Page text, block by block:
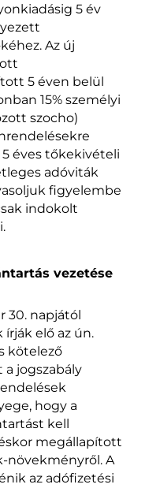
5 év
Az új
5 éven belül
15% személyi
szocho)
éves tőkekivételi
adóviták
figyelembe
indokolt
vezetése
30. napjától
írják elő az ún.
kötelező
a jogszabály
hogy a
kell
megállapított
növekményről. A
az adófizetési